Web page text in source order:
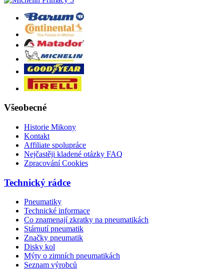
Všeobecné
Historie Mikony
Kontakt
Affiliate spolupráce
Nejčastěji kladené otázky FAQ
Zpracování Cookies
Technický rádce
Pneumatiky
Technické informace
Co znamenají zkratky na pneumatikách
Stárnutí pneumatik
Značky pneumatik
Disky kol
Mýty o zimních pneumatikách
Seznam výrobců